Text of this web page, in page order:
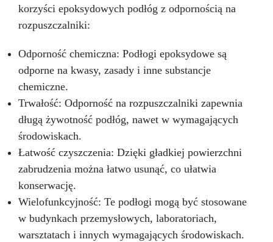
radzi sobie ze wszystkim. Od -30°C [86°F] do
+80°C [176°F].
zadrapania. RESINSTONE to wytrwały
towarzysz Twojej podłogi.
Masz pytania?
Jako producent oferujemy profesjonalne
wsparcie: w przypadku pytań skontaktuj się z
naszym dedykowanym zespołem wsparcia, aby
uzyskać ekspercką pomoc i porady.
Podnieś
Swoje Podłogi Teraz! Doświadcz Mocy
korzyści epoksydowych podłóg z odpornością na
rozpuszczalniki:
Odporność chemiczna: Podłogi epoksydowe są
odporne na kwasy, zasady i inne substancje
chemiczne.
Trwałość: Odporność na rozpuszczalniki zapewnia
długą żywotność podłóg, nawet w wymagających
środowiskach.
Łatwość czyszczenia: Dzięki gładkiej powierzchni
zabrudzenia można łatwo usunąć, co ułatwia
konserwację.
Wielofunkcyjność: Te podłogi mogą być stosowane
w budynkach przemysłowych, laboratoriach,
warsztatach i innych wymagających środowiskach.